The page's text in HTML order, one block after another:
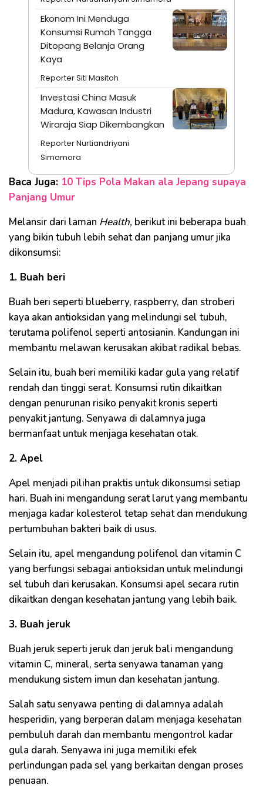
Ekonom Ini Menduga
Konsumsi Rumah Tangga
Ditopang Belanja Orang
Kaya
Reporter Siti Masitoh
Investasi China Masuk
Madura, Kawasan Industri
Wiraraja Siap Dikembangkan
Reporter Nurtiandriyani
Simamora
Baca Juga: 10 Tips Pola Makan ala Jepang supaya
Panjang Umur
Melansir dari laman Health, berikut ini beberapa buah
yang bikin tubuh lebih sehat dan panjang umur jika
dikonsumsi:
1. Buah beri
Buah beri seperti blueberry, raspberry, dan stroberi
kaya akan antioksidan yang melindungi sel tubuh,
terutama polifenol seperti antosianin. Kandungan ini
membantu melawan kerusakan akibat radikal bebas.
Selain itu, buah beri memiliki kadar gula yang relatif
rendah dan tinggi serat. Konsumsi rutin dikaitkan
dengan penurunan risiko penyakit kronis seperti
penyakit jantung. Senyawa di dalamnya juga
bermanfaat untuk menjaga kesehatan otak.
2. Apel
Apel menjadi pilihan praktis untuk dikonsumsi setiap
hari. Buah ini mengandung serat larut yang membantu
menjaga kadar kolesterol tetap sehat dan mendukung
pertumbuhan bakteri baik di usus.
Selain itu, apel mengandung polifenol dan vitamin C
yang berfungsi sebagai antioksidan untuk melindungi
sel tubuh dari kerusakan. Konsumsi apel secara rutin
dikaitkan dengan kesehatan jantung yang lebih baik.
3. Buah jeruk
Buah jeruk seperti jeruk dan jeruk bali mengandung
vitamin C, mineral, serta senyawa tanaman yang
mendukung sistem imun dan kesehatan jantung.
Salah satu senyawa penting di dalamnya adalah
hesperidin, yang berperan dalam menjaga kesehatan
pembuluh darah dan membantu mengontrol kadar
gula darah. Senyawa ini juga memiliki efek
perlindungan pada sel yang berkaitan dengan proses
penuaan.